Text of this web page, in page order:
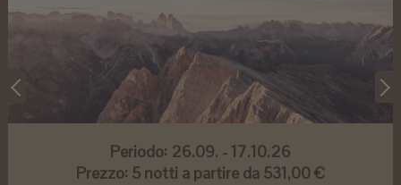
Periodo: 26.09. - 17.10.26
Prezzo: 5 notti a partire da 531,00 €